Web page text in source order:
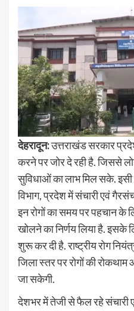
देहरादून:उत्तराखंड सरकार
करने पर जोर दे रही है. जिससे
सुविधाओं का लाभ मिल सके.
विभाग, प्रदेश में संचारी एवं
इन रोगों का समय पर पहचान के
खोलने का निर्णय लिया है. इसके
शुरू कर दी है. राष्ट्रीय रोग
जिला स्तर पर रोगों की
जा सकेगी.
देशभर में तेजी से फैल रहे संचारी